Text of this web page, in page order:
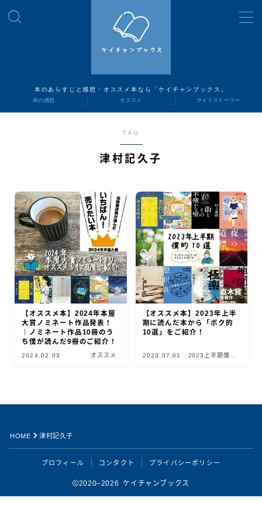
本のあらすじと感想・オススメ本なら「ケイチャンブックス」
本の感想
本の感想 オススメ サイドストーリー
TAG
津村記久子
【オススメ本】2024年本屋
大賞ノミネート作品発表！
｜ノミネート作品10冊のう
ち僕が読んだ9冊のご紹介！
2024.02.03 オススメ
【オススメ本】2023年上半
期に読んだ本から「ボク的
10選」をご紹介！
2023.07.01
2023上半期僕的
HOME 津村記久子
プロフィール コンタクト プライバシーポリシー
2020–2026 ケイチャンブックス